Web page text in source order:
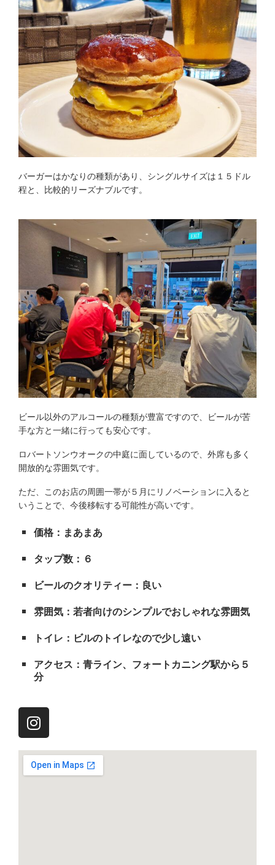
バーガーはかなりの種類があり、シングルサイズは１５ドル
程と、比較的リーズナブルです。
ビール以外のアルコールの種類が豊富ですので、ビールが苦
手な方と一緒に行っても安心です。
ロバートソンウオークの中庭に面しているので、外席も多く
開放的な雰囲気です。
ただ、このお店の周囲一帯が５月にリノベーションに入ると
いうことで、今後移転する可能性が高いです。
価格：まあまあ
タップ数：６
ビールのクオリティー：良い
雰囲気：若者向けのシンプルでおしゃれな雰囲気
トイレ：ビルのトイレなので少し遠い
アクセス：青ライン、フォートカニング駅から５
分